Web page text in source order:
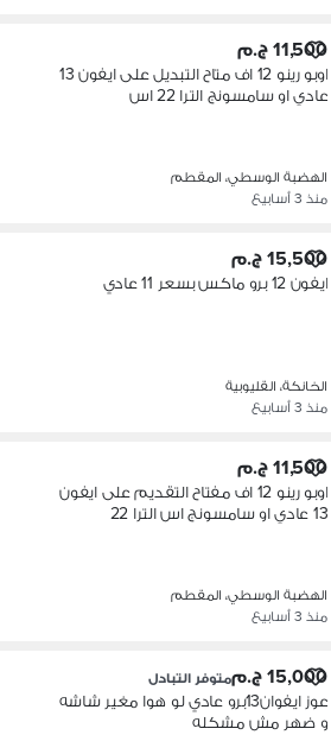
11,500 ج.م
اوبو رينو 12 اف متاح التبديل على ايفون 13
عادي او سامسونج الترا 22 اس
الهضبة الوسطي، المقطم
منذ 3 أسابيع
15,500 ج.م
ايفون 12 برو ماكس بسعر 11 عادي
الخانكة، القليوبية
منذ 3 أسابيع
11,500 ج.م
اوبو رينو 12 اف مفتاح التقديم على ايفون
13 عادي او سامسونج اس الترا 22
الهضبة الوسطي، المقطم
منذ 3 أسابيع
15,000 ج.م متوفر التبادل
عوز ايفوان13برو عادي لو هوا مغير شاشه
و ضهر مش مشكله